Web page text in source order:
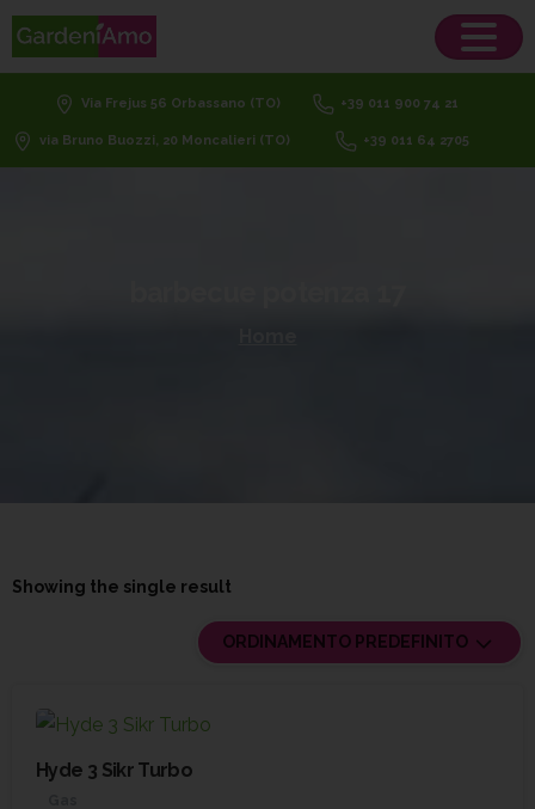
Via Frejus 56 Orbassano (TO) +39 011 900 74 21
via Bruno Buozzi, 20 Moncalieri (TO) +39 011 64 2705
Showing the single result
ORDINAMENTO PREDEFINITO
Hyde 3 Sikr Turbo